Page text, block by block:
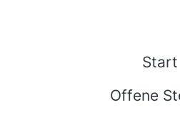
Start
Offene